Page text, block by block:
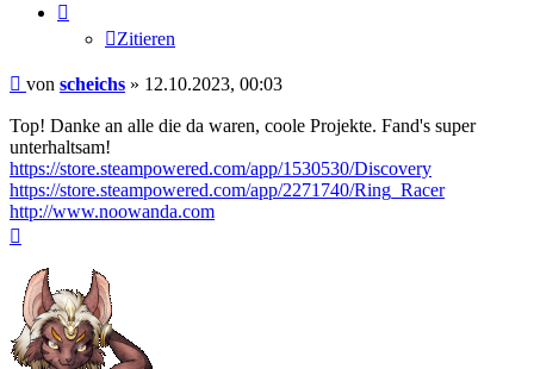
Zitieren
Beitrag
von scheichs » 12.10.2023, 00:03
Top! Danke an alle die da waren, coole Projekte. Fand's super
unterhaltsam!
https://store.steampowered.com/app/1530530/Discovery
https://store.steampowered.com/app/2271740/Ring_Racer
http://www.noowanda.com